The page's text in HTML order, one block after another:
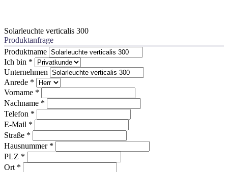
Solarleuchte verticalis 300
Produktanfrage
Produktname
Ich bin *
Unternehmen
Anrede *
Vorname *
Nachname *
Telefon *
E-Mail *
Straße *
Hausnummer *
PLZ *
Ort *